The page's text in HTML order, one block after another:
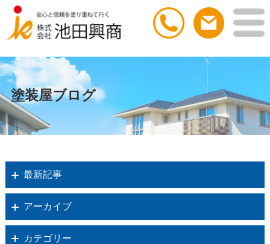
塗装屋ブログ
最新記事
アーカイブ
カテゴリー